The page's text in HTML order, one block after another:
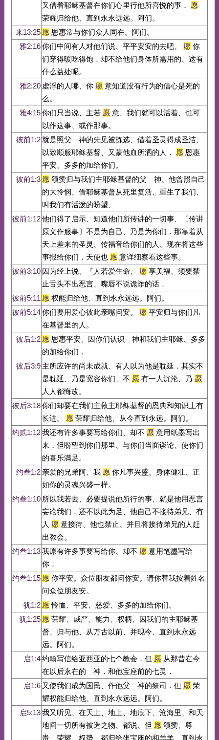
又借着耶稣基督在你们心里行他所喜悦的事．
愿
荣耀归给他、直到永永远远。阿们。
来13:25 愿恩惠常与你们众人同在。阿们。
雅2:16你们中间有人对他们说、平平安安的去吧、 愿你
们穿得暖吃得饱．却不给他们身体所需用的、这有
什么益处呢。
雅2:20 虚浮的人哪、你 愿意知道没有行为的信心是死的
么。
雅4:15你们只当说、主若 愿意、我们就可以活着、也可
以作这事、或作那事。
彼前1:2就是照父 神的先见被拣选、借着圣灵得成圣洁、
以致顺服耶稣基督、又蒙他血所洒的人．
愿恩惠
平安、多多的加给你们。
彼前1:3 愿颂赞归与我们主耶稣基督的父 神、他曾照自己
的大怜悯、借耶稣基督从死里复活、重生了我们、
叫我们有活泼的盼望、
彼前1:12他们得了启示、知道他们所传讲的一切事、〔传讲
原文作服事〕不是为自己、乃是为你们．那靠着从
天上差来的圣灵、传福音给你们的人、现在将这些
事报给你们．天使也 愿意详细察看这些事。
彼前3:10 因为经上说、『人若爱生命、 愿享美福、须要禁
止舌头不出恶言、嘴唇不说诡诈的话．
彼前5:11 愿权能归给他、直到永永远远。阿们。
彼前5:14你们要用爱心彼此亲嘴问安。 愿平安归与你们凡
在基督里的人。
彼后1:2 愿恩惠平安、因你们认识 神和我们主耶稣、多多
的加给你们．
彼后3:9 主所应许的尚未成就、有人以为他是耽延．其实不
是耽延、乃是宽容你们、不 愿有一人沉沦、乃 愿
人人都悔改。
彼后3:18你们却要在我们主救主耶稣基督的恩典和知识上有
长进。
愿荣耀归给他、从今直到永远。阿们。
约贰1:12我还有许多事要写给你们、却不 愿意用纸墨写出
来．但盼望到你们那里、与你们当面谈论、使你们
的喜乐满足。
约叁1:2 亲爱的兄弟阿、我 愿你凡事兴盛、身体健壮、正
如你的灵魂兴盛一样。
约叁1:10 所以我若去、必要提说他所行的事、就是他用恶言
妄论我们．还不以此为足、他自己不接待弟兄、有
人 愿意接待、他也禁止、并且将接待弟兄的人赶
出教会。
约叁1:13我原有许多事要写给你、却不 愿意用笔墨写给
你．
约叁1:15 愿你平安。众位朋友都问你安。请你替我按着姓名
问众位朋友安。
犹1:2 愿怜恤、平安、慈爱、多多的加给你们。
犹1:25 愿荣耀、威严、能力、权柄、因我们的主耶稣基
督、归与他、从万古以前、并现今、直到永永远
远。阿们。
启1:4约翰写信给亚西亚的七个教会．但 愿从那昔在今
在以后永在的 神．和他宝座前的七灵．
启1:6 又使我们成为国民、作他父 神的祭司．但 愿荣
耀权能归给他、直到永永远远。阿们。
启5:13我又听见、在天上、地上、地底下、沧海里、和天
地间一切所有被造之物、都说、但 愿颂赞、尊
贵、荣耀、权势、都归给坐宝座的和羔羊、直到永